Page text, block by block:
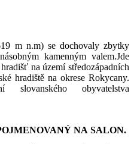
m n.m) se dochovaly zbytky
kamenným valem.Jde
na území středozápadních
hradiště na okrese Rokycany.
slovanského obyvatelstva
NA SALON.